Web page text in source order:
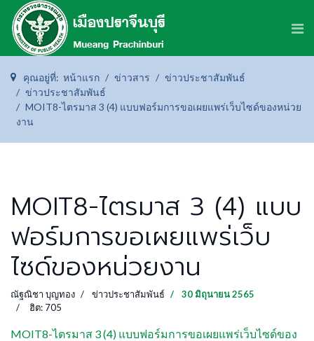
คุณอยู่ที่: หน้าแรก ข่าวสาร
ข่าวประชาสัมพันธ์
ข่าวประชาสัมพันธ์
MOIT8-ไตรมาส 3 (4) แบบฟอร์มการขอเผยแพร่เว็บไซด์ของหน่วย
งาน
MOIT8-ไตรมาส 3 (4) แบบ
ฟอร์มการขอเผยแพร่เว็บ
ไซด์ของหน่วยงาน
ณัฐณิชา บุญทอง ข่าวประชาสัมพันธ์
30 มิถุนายน 2565
ฮิต: 705
MOIT8-ไตรมาส 3 (4) แบบฟอร์มการขอเผยแพร่เว็บไซด์ของ